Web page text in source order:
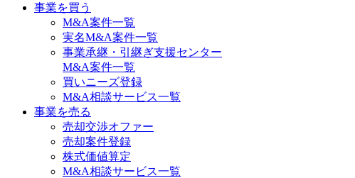
事業を買う
M&A案件一覧
実名M&A案件一覧
事業承継・引継ぎ支援センター
M&A案件一覧
買いニーズ登録
M&A相談サービス一覧
事業を売る
売却交渉オファー
売却案件登録
株式価値算定
M&A相談サービス一覧